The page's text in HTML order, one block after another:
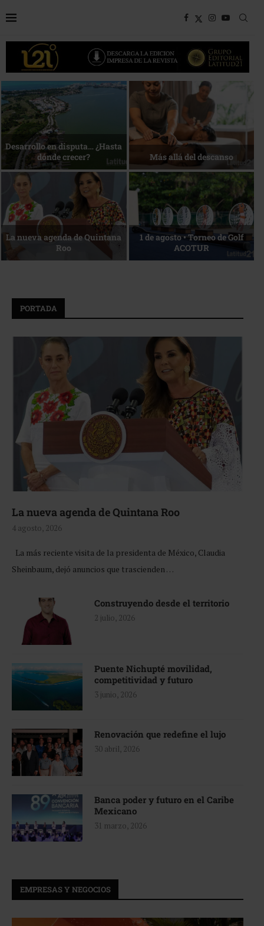
Bottega, un viaje servido a la
mesa
Energía que Impulsa la
competitividad
Reconocimiento de viajeros La esencia del servicio
PORTADA
La nueva agenda de Quintana Roo
4 agosto, 2026
La más reciente visita de la presidenta de México, Claudia
Sheinbaum, dejó anuncios que trascienden …
Construyendo desde el territorio
2 julio, 2026
Puente Nichupté movilidad,
competitividad y futuro
3 junio, 2026
Renovación que redefine el lujo
30 abril, 2026
Banca poder y futuro en el Caribe
Mexicano
31 marzo, 2026
EMPRESAS Y NEGOCIOS